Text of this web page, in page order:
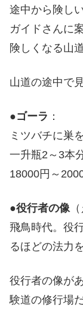
途中から険し
ガイドさんに
険しくなる山
山道の途中で
●ゴーラ ：
ミツバチに巣
一升瓶2～3本
18000円～
●役行者の像（
飛鳥時代。役
るほどの法力
役行者の像が
験道の修行場